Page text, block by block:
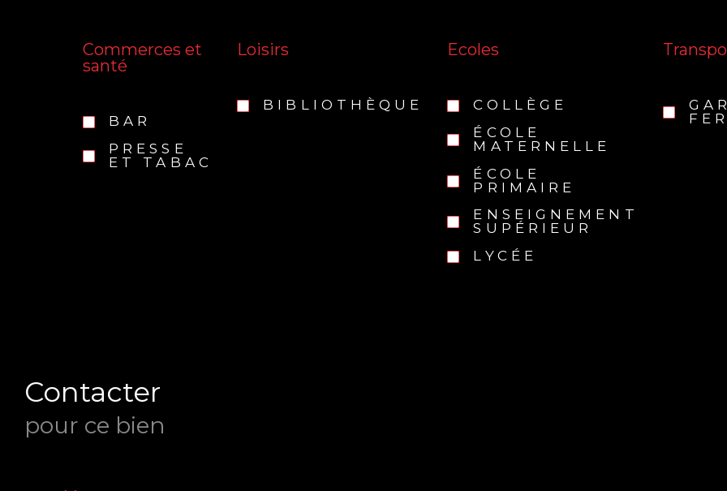
Commerces et
santé
BAR
PRESSE
ET TABAC
Loisirs
BIBLIOTHÈQUE
Ecoles
COLLÈGE
ÉCOLE
MATERNELLE
ÉCOLE
PRIMAIRE
ENSEIGNEMENT
SUPÉRIEUR
LYCÉE
Contacter
pour ce bien